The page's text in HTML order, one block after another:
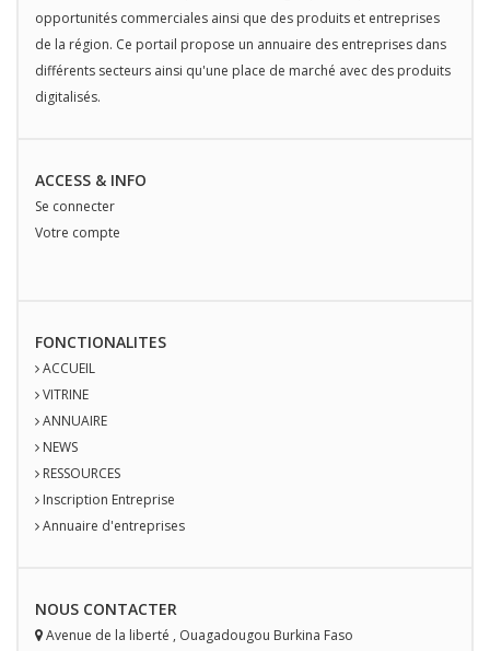
opportunités commerciales ainsi que des produits et entreprises
de la région. Ce portail propose un annuaire des entreprises dans
différents secteurs ainsi qu'une place de marché avec des produits
digitalisés.
ACCESS & INFO
Se connecter
Votre compte
FONCTIONALITES
ACCUEIL
VITRINE
ANNUAIRE
NEWS
RESSOURCES
Inscription Entreprise
Annuaire d'entreprises
NOUS CONTACTER
Avenue de la liberté , Ouagadougou Burkina Faso